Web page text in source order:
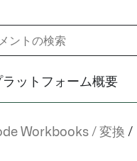
ラットフォーム概要
Workbooks 変換